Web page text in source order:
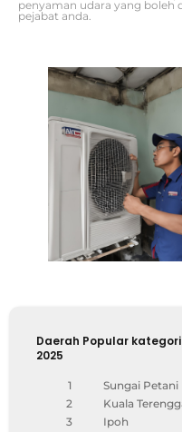
penyaman udara yang boleh
pejabat anda.
Daerah Popular
2025
1
Sungai Petani
2
Kuala
3
Ipoh